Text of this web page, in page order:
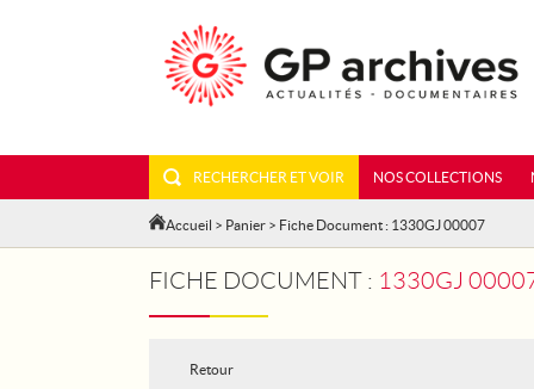
RECHERCHER ET VOIR NOS COLLECTIONS
Accueil > Panier > Fiche Document : 1330GJ 00007
FICHE DOCUMENT : 1330GJ 00007 -
Retour